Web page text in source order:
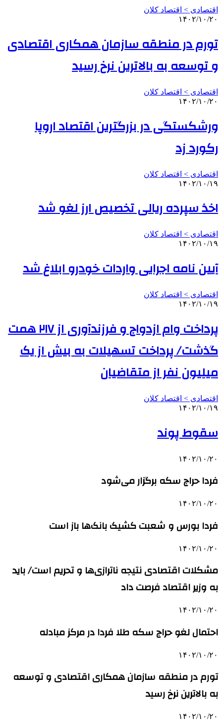
اقتصادی > اقتصاد کلان
۱۴۰۲/۱۰/۲۰
تورم در منطقه سازمان همکاری اقتصادی
و توسعه به بالاترین نرخ رسید
اقتصادی > اقتصاد کلان
۱۴۰۲/۱۰/۲۰
ورشکستگی در بزرگترین اقتصاد اروپا
رکورد زد
اقتصادی > اقتصاد کلان
۱۴۰۲/۱۰/۱۹
اخذ سپرده ریالی تخصیص ارز لغو شد
اقتصادی > اقتصاد کلان
۱۴۰۲/۱۰/۱۹
آیین نامه اجرایی واردات خودرو ابلاغ شد
اقتصادی > اقتصاد کلان
۱۴۰۲/۱۰/۱۹
پرداخت وام ازدواج و فرزندآوری از ۲۱۷ همت
گذشت/ پرداخت تسهیلات به بیش از یک
میلیون نفر از متقاضیان
اقتصادی > اقتصاد کلان
۱۴۰۲/۱۰/۱۹
سقوط پوند
۱۴۰۲/۱۰/۲۰
فردا حراج سکه برگزار می‌شود
۱۴۰۲/۱۰/۲۰
فردا بورس و شعبت کشیک بانک‌ها باز است
۱۴۰۲/۱۰/۲۰
مشکلات اقتصادی نتیجه ناترازی‌ها و تحریم است/ باید
به وزیر اقتصاد فرصت داد
۱۴۰۲/۱۰/۲۰
احتمال لغو حراج سکه طلا فردا در مرکز مبادله
۱۴۰۲/۱۰/۲۰
تورم در منطقه سازمان همکاری اقتصادی و توسعه
به بالاترین نرخ رسید
۱۴۰۲/۱۰/۲۰